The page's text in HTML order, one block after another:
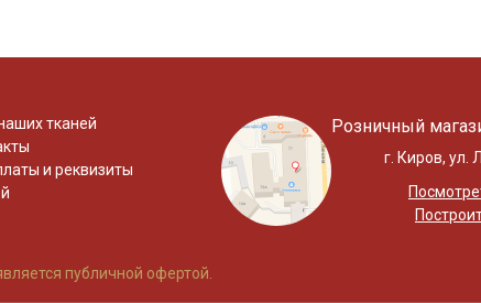
тканей
и реквизиты
Розничный
г. Киров, ул.
публичной офертой.